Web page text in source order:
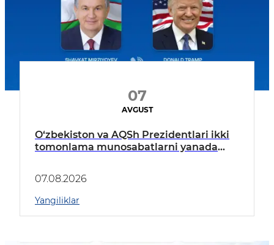
07
AVGUST
O‘zbekiston va AQSh Prezidentlari ikki
tomonlama munosabatlarni yanada
07.08.2026
Yangiliklar